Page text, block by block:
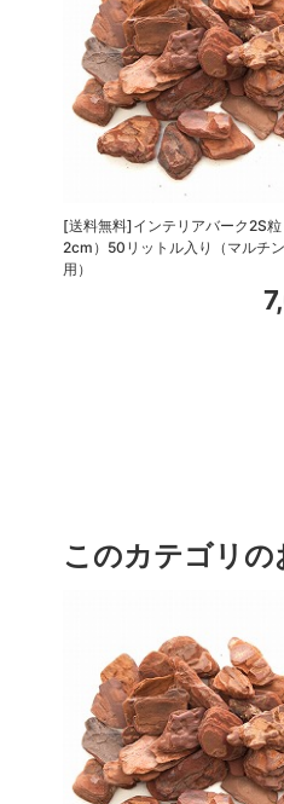
[送料無料]インテリアバーク2S粒
2cm）50リットル入り（マルチ
用）
このカテゴリの